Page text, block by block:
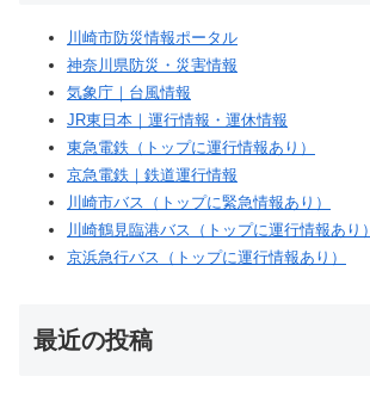
川崎市防災情報ポータル
神奈川県防災・災害情報
気象庁｜台風情報
JR東日本｜運行情報・運休情報
東急電鉄（トップに運行情報あり）
京急電鉄｜鉄道運行情報
川崎市バス（トップに緊急情報あり）
川崎鶴見臨港バス（トップに運行情報あり）
京浜急行バス（トップに運行情報あり）
最近の投稿